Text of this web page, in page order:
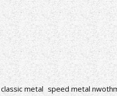
classic metal speed metal